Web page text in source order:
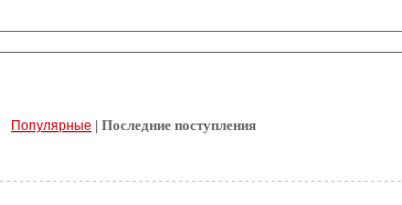
Популярные | Последние поступления